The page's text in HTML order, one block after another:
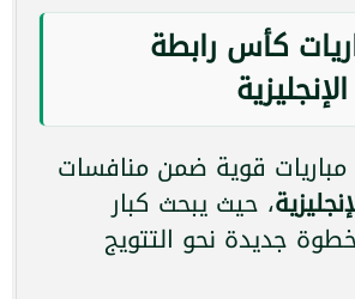
كأس رابطة
مباريات قوية ضمن منافسات
، حيث يبحث كبار
خطوة جديدة نحو التتويج